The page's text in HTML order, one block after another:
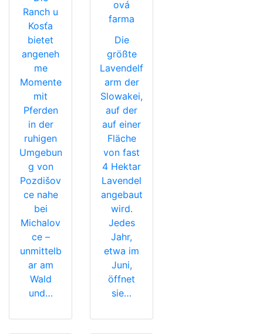
Ranch u
Kosťa
bietet
angeneh
me
Momente
mit
Pferden
in der
ruhigen
Umgebun
g von
Pozdišov
ce nahe
bei
Michalov
ce –
unmittelb
ar am
Wald
und…
ová
farma
Die
größte
Lavendelf
arm der
Slowakei,
auf der
auf einer
Fläche
von fast
4 Hektar
Lavendel
angebaut
wird.
Jedes
Jahr,
etwa im
Juni,
öffnet
sie…